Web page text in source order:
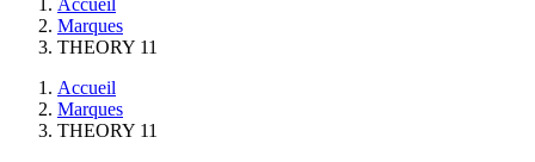
Accueil
Marques
THEORY 11
Accueil
Marques
THEORY 11